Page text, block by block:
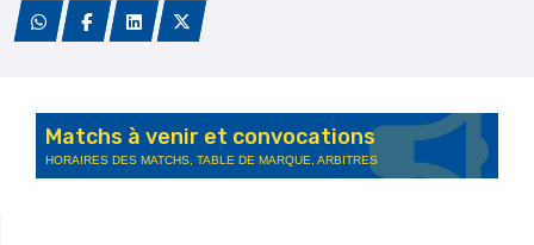
Matchs à venir et convocations
HORAIRES DES MATCHS, TABLE DE MARQUE, ARBITRES